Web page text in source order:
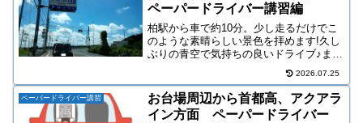
ペーパードライバー講習編
柏駅から車で約10分。少し走るだけでこ
のような素晴らしい景色を拝めます!久し
ぶりの青空で気持ちの良いドライブ♪まる
で南国の道路を運転しているみたいです
2026.07.25
ペーパードライバー講習
お台場周辺から首都高、アクアラ
イン方面 ペーパードライバー